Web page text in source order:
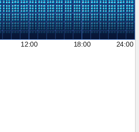
12:00 18:00 24:00